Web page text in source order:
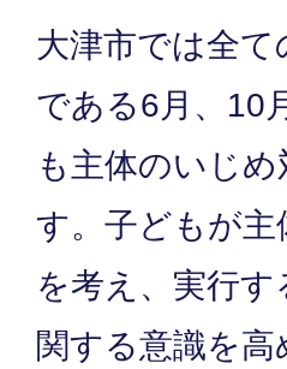
大津市では全
である6月、10
も主体のいじ
す。子どもが
を考え、実行
関する意識を